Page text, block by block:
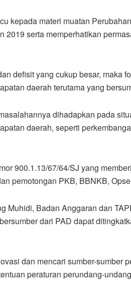
kepada materi muatan
2019 serta memperhatikan
defisit yang cukup besar, maka
daerah terutama yang
dihadapkan pada
daerah, seperti
900.1.13/67/64/SJ yang
pemotongan PKB, BBNKB,
Muhidi, Badan Anggaran dan
dari PAD dapat
dan mencari sumber-sumber
peraturan perundang-